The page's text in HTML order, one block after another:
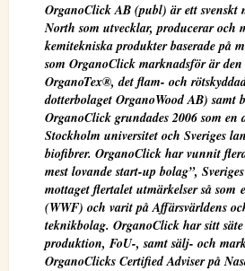
OrganoClick AB (publ) är ett
North som utvecklar, producerar
kemitekniska produkter baserade på
som OrganoClick marknadsför är
OrganoTex®, det flam- och
dotterbolaget OrganoWood AB)
OrganoClick grundades 2006 som
Stockholm universitet och Sveriges
biofibrer. OrganoClick har vunnit
mest lovande start-up bolag”,
mottaget flertalet utmärkelser så
(WWF) och varit på Affärsvärldens
teknikbolag. OrganoClick har sitt
produktion, FoU-, samt sälj- och
OrganoClicks Certified Adviser på